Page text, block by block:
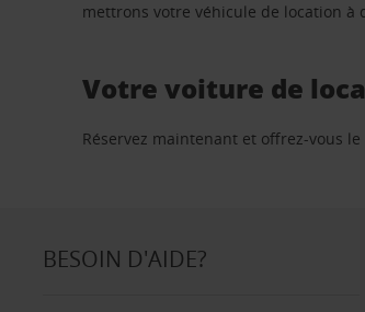
mettrons votre véhicule de location à
Votre voiture de
Réservez maintenant et offrez-vous le
BESOIN D'AIDE?